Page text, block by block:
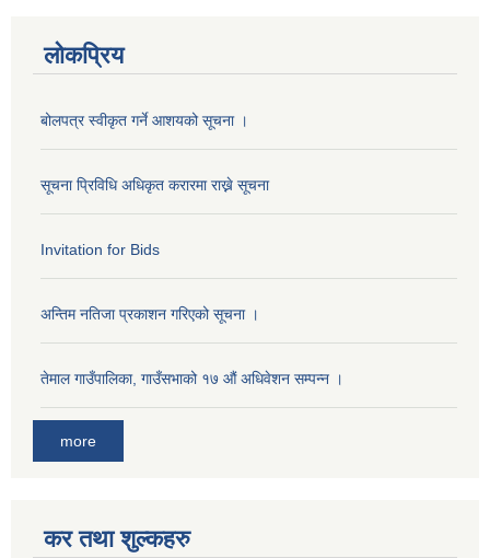
लोकप्रिय
बोलपत्र स्वीकृत गर्ने आशयको सूचना ।
सूचना प्रिविधि अधिकृत करारमा राख्ने सूचना
Invitation for Bids
अन्तिम नतिजा प्रकाशन गरिएको सूचना ।
तेमाल गाउँपालिका, गाउँसभाको १७ ‌औं अधिवेशन सम्पन्न ।
more
कर तथा शुल्कहरु